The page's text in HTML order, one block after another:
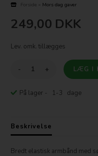
Forside » Mors dag gaver
249,00 DKK
Lev. omk. tillægges
- +
På lager - 1-3 dage
Beskrivelse
Bredt elastisk armbånd med